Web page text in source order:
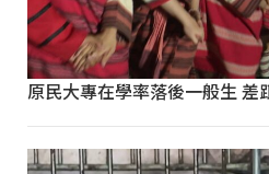
原民大專在學率落後一般生 差